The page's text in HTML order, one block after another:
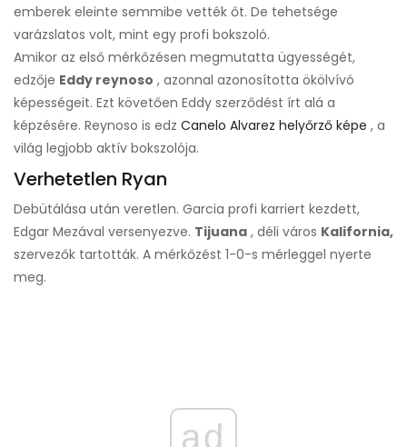
emberek eleinte semmibe vették őt. De tehetsége
varázslatos volt, mint egy profi bokszoló.
Amikor az első mérkőzésen megmutatta ügyességét,
edzője Eddy reynoso , azonnal azonosította ökölvívó
képességeit. Ezt követően Eddy szerződést írt alá a
képzésére. Reynoso is edz Canelo Alvarez helyőrző képe , a
világ legjobb aktív bokszolója.
Verhetetlen Ryan
Debütálása után veretlen. Garcia profi karriert kezdett,
Edgar Mezával versenyezve. Tijuana , déli város Kalifornia,
szervezők tartották. A mérkőzést 1-0-s mérleggel nyerte
meg.
ad